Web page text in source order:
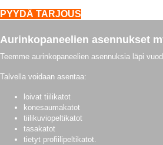
PYYDÄ TARJOUS
Aurinkopaneelien asennukset
Teemme aurinkopaneelien asennuksia läpi
Talvella voidaan asentaa:
loivat tiilikatot
konesaumakatot
tiilikuviopeltikatot
tasakatot
tietyt profiilipeltikatot.